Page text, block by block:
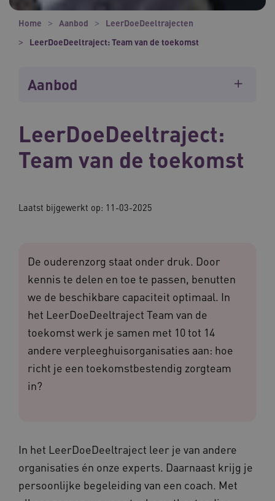
Home Aanbod
LeerDoeDeeltrajecten
LeerDoeDeeltraject: Team van de toekomst
Aanbod
LeerDoeDeeltraject:
Team van de toekomst
Laatst bijgewerkt op: 11-03-2025
De ouderenzorg staat onder druk. Door
kennis te delen en toe te passen, benutten
we de beschikbare capaciteit optimaal. In
het LeerDoeDeeltraject Team van de
toekomst werk je samen met 10 tot 14
andere verpleeghuisorganisaties aan: hoe
richt je een toekomstbestendig zorgteam
in?
In het LeerDoeDeeltraject leer je van andere
organisaties én onze experts. Daarnaast krijg je
persoonlijke begeleiding van een coach. Met